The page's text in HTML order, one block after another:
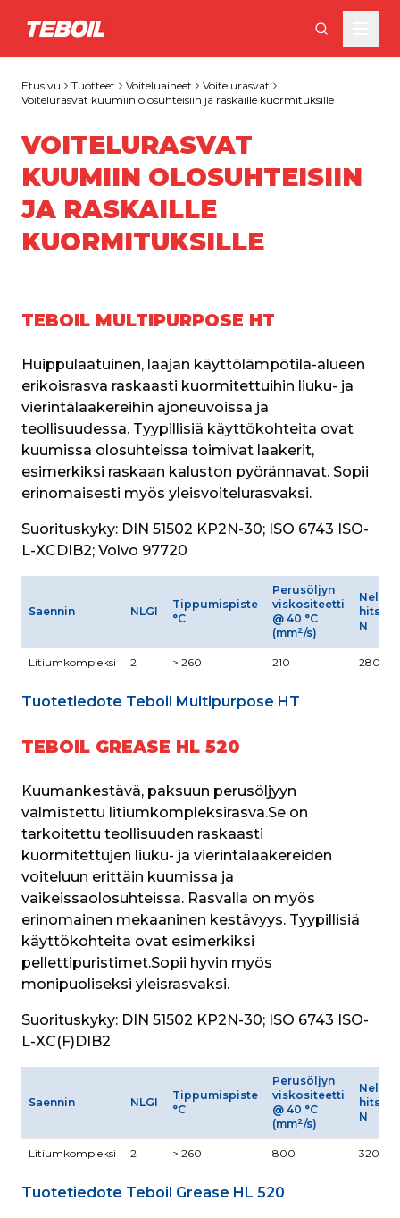
Siirry pääsisältöön
Etusivu Tuotteet Voiteluaineet
Voitelurasvat
Voitelurasvat kuumiin olosuhteisiin ja raskaille kuormituksille
VOITELURASVAT
KUUMIIN OLOSUHTEISIIN
JA RASKAILLE
KUORMITUKSILLE
TEBOIL MULTIPURPOSE HT
Huippulaatuinen, laajan käyttölämpötila-alueen
erikoisrasva raskaasti kuormitettuihin liuku- ja
vierintälaakereihin ajoneuvoissa ja
teollisuudessa. Tyypillisiä käyttökohteita ovat
kuumissa olosuhteissa toimivat laakerit,
esimerkiksi raskaan kaluston pyörännavat. Sopii
erinomaisesti myös yleisvoitelurasvaksi.
Suorituskyky: DIN 51502 KP2N-30; ISO 6743 ISO-
L-XCDIB2; Volvo 97720
Saennin NLGI
Tippumispiste
°C
Perusöljyn
viskositeetti
@ 40 °C
(mm2/s)
N
Litiumkompleksi 2 > 260 210 2800
Tuotetiedote Teboil Multipurpose HT
TEBOIL GREASE HL 520
Kuumankestävä, paksuun perusöljyyn
valmistettu litiumkompleksirasva.Se on
tarkoitettu teollisuuden raskaasti
kuormitettujen liuku- ja vierintälaakereiden
voiteluun erittäin kuumissa ja
vaikeissaolosuhteissa. Rasvalla on myös
erinomainen mekaaninen kestävyys. Tyypillisiä
käyttökohteita ovat esimerkiksi
pellettipuristimet.Sopii hyvin myös
monipuoliseksi yleisrasvaksi.
Suorituskyky: DIN 51502 KP2N-30; ISO 6743 ISO-
L-XC(F)DIB2
Saennin NLGI
Tippumispiste
°C
Perusöljyn
viskositeetti
@ 40 °C
(mm2/s)
N
Litiumkompleksi 2 > 260 800 3200
Tuotetiedote Teboil Grease HL 520